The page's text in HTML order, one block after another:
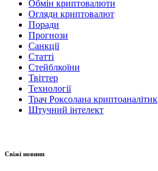
Обмін криптовалюти
Огляди криптовалют
Поради
Прогнози
Санкції
Статті
Стейблкоїни
Твіттер
Технології
Трач Роксолана криптоаналітик
Штучний інтелект
Свіжі новини